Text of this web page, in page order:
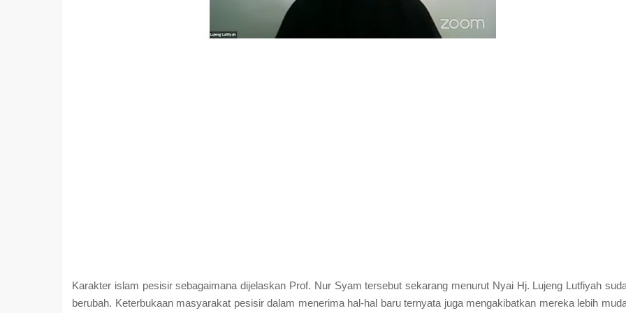
Karakter islam pesisir sebagaimana dijelaskan Prof. Nur Syam tersebut sekarang menurut Nyai Hj. Lujeng Lutfiyah
berubah. Keterbukaan masyarakat pesisir dalam menerima hal-hal baru ternyata juga mengakibatkan mereka lebih